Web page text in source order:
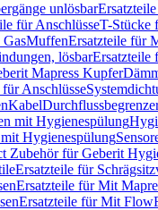
unlösbar
für AnschlüsseT-Stücke
MuffenErsatzteile für
lösbarErsatzteile
Mapress Kupfer
Anschlüsse
Kabel
mit Hygienespülung
Hygienespülung
Zubehör für Geberit
Ersatzteile für
Ersatzteile für Mit
Ersatzteile für Mit